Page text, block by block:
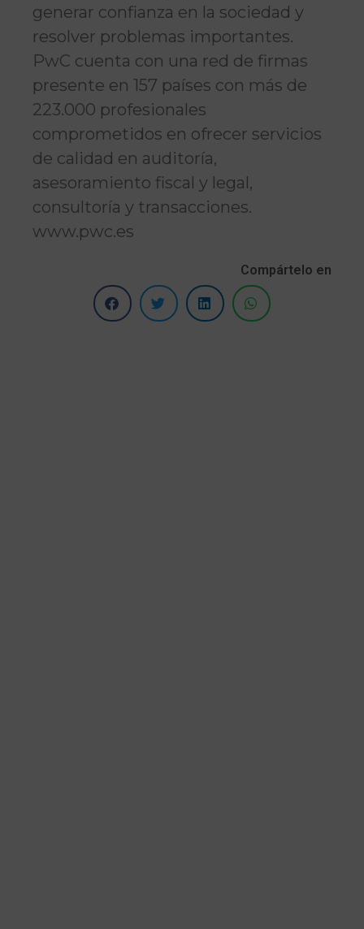
generar confianza en la sociedad y
resolver problemas importantes.
PwC cuenta con una red de firmas
presente en 157 países con más de
223.000 profesionales
comprometidos en ofrecer servicios
de calidad en auditoría,
asesoramiento fiscal y legal,
consultoría y transacciones.
www.pwc.es
Compártelo en